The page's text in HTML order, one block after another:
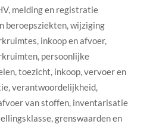
melding en registratie
beroepsziekten, wijziging
inkoop en afvoer,
persoonlijke
toezicht, inkoop, vervoer en
verantwoordelijkheid,
van stoffen, inventarisatie
grenswaarden en